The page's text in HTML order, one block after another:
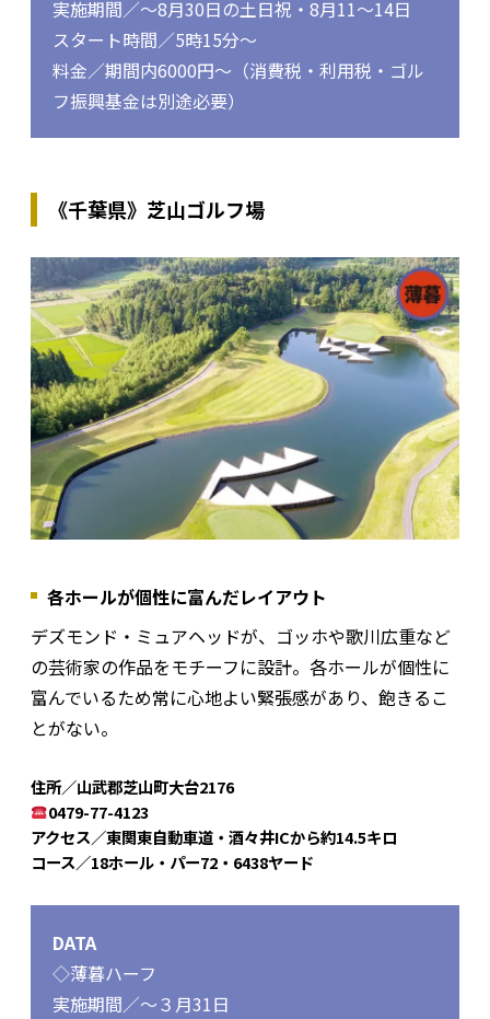
実施期間／～8月30日の土日祝・8月11～14日
スタート時間／5時15分～
料金／期間内6000円～（消費税・利用税・ゴル
フ振興基金は別途必要）
《千葉県》芝山ゴルフ場
各ホールが個性に富んだレイアウト
デズモンド・ミュアヘッドが、ゴッホや歌川広重など
の芸術家の作品をモチーフに設計。各ホールが個性に
富んでいるため常に心地よい緊張感があり、飽きるこ
とがない。
住所／山武郡芝山町大台2176
0479-77-4123
アクセス／東関東自動車道・酒々井ICから約14.5キロ
コース／18ホール・パー72・6438ヤード
DATA
◇薄暮ハーフ
実施期間／～３月31日